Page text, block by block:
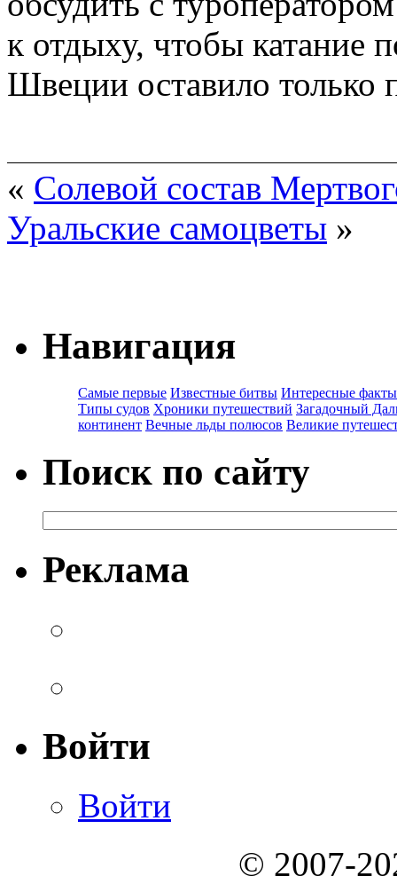
к отдыху, чтобы катание
Швеции оставило только
« Солевой состав
Уральские самоцветы »
Навигация
Самые первые Известные битвы Интересные факты
Типы судов Хроники путешествий Загадочный
континент Вечные льды полюсов Великие
Поиск по сайту
Реклама
Войти
Войти
© 2007-